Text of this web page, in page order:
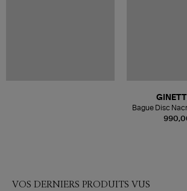
Bague Disc
VOS DERNIERS PRODUITS VUS